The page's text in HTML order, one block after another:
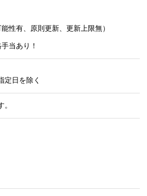
性有、原則更新、更新上限無）
当あり！
定日を除く